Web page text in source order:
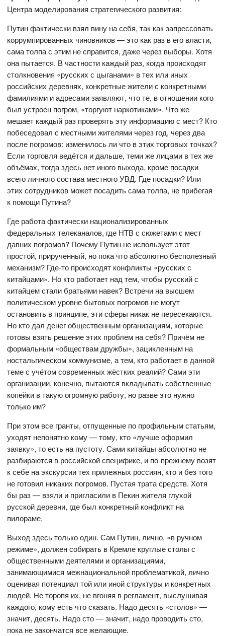
Центра моделирования стратегического развития:
Путин фактически взял вину на себя, так как запрессовать
коррумпированных чиновников — это как раз в его власти,
сама толпа с этим не справится, даже через выборы. Хотя
она пытается. В частности каждый раз, когда происходят
столкновения «русских с цыганами» в тех или иных
российских деревнях, конкретные жители с конкретными
фамилиями и адресами заявляют, что те, в отношении кого
был устроен погром, «торгуют наркотиками». Что же
мешает каждый раз проверять эту информацию с мест? Кто
побеседовал с местными жителями через год, через два
после погромов: изменилось ли что в этих торговых точках?
Если торговля ведётся и дальше, теми же лицами в тех же
объёмах, тогда здесь нет иного выхода, кроме посадки
всего личного состава местного УВД. Где посадки? Или
этих сотрудников может посадить сама толпа, не прибегая
к помощи Путина?
Где работа фактически национализированных
федеральных телеканалов, где НТВ с сюжетами с мест
давних погромов? Почему Путин не использует этот
простой, прирученный, но пока что абсолютно бесполезный
механизм? Где-то происходят конфликты «русских с
китайцами». Но кто работает над тем, чтобы русский с
китайцем стали братьями навек? Встречи на высшем
политическом уровне бытовых погромов не могут
остановить в принципе, эти сферы никак не пересекаются.
Но кто дал денег общественным организациям, которые
готовы взять решение этих проблем на себя? Причём не
формальным «обществам дружбы», зацикленным на
ностальгическом коммунизме, а тем, кто работает в данной
теме с учётом современных жёстких реалий? Сами эти
организации, конечно, пытаются вкладывать собственные
копейки в такую огромную работу, но разве это нужно
только им?
При этом все гранты, отпущенные по профильным статьям,
уходят непонятно кому — тому, кто «лучше оформил
заявку», то есть на пустоту. Сами китайцы абсолютно не
разбираются в российской специфике, и по-прежнему возят
к себе на экскурсии тех прилежных россиян, кто и без того
не готовил никаких погромов. Пустая трата средств. Хотя
бы раз — взяли и пригласили в Пекин жителя глухой
русской деревни, где был конкретный конфликт на
пилораме.
Выход здесь только один. Сам Путин, лично, «в ручном
режиме», должен собирать в Кремле круглые столы с
общественными деятелями и организациями,
занимающимися межнациональной проблематикой, лично
оценивая потенциал той или иной структуры и конкретных
людей. Не торопя их, не вгоняя в регламент, выслушивая
каждого, кому есть что сказать. Надо десять «столов» —
значит, десять. Надо сто — значит, надо проводить сто,
пока не закончатся все желающие.